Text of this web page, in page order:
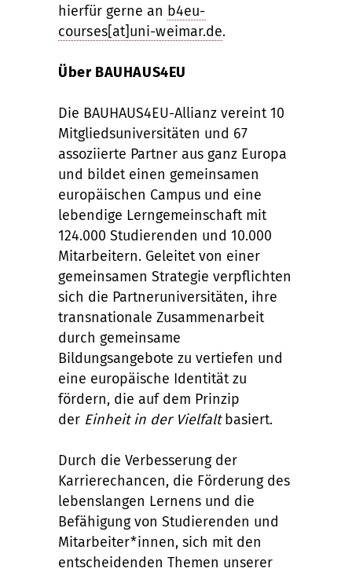
hierfür gerne an b4eu-
courses[at]uni-weimar.de.
Über BAUHAUS4EU
Die BAUHAUS4EU-Allianz vereint 10
Mitgliedsuniversitäten und 67
assoziierte Partner aus ganz Europa
und bildet einen gemeinsamen
europäischen Campus und eine
lebendige Lerngemeinschaft mit
124.000 Studierenden und 10.000
Mitarbeitern. Geleitet von einer
gemeinsamen Strategie verpflichten
sich die Partneruniversitäten, ihre
transnationale Zusammenarbeit
durch gemeinsame
Bildungsangebote zu vertiefen und
eine europäische Identität zu
fördern, die auf dem Prinzip
der Einheit in der Vielfaltbasiert.
Durch die Verbesserung der
Karrierechancen, die Förderung des
lebenslangen Lernens und die
Befähigung von Studierenden und
Mitarbeiter*innen, sich mit den
entscheidenden Themen unserer